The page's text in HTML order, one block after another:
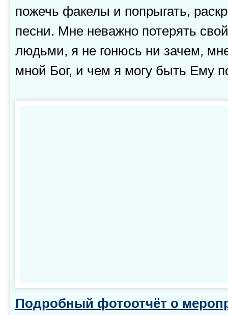
пожечь факелы и попрыгать,
песни. Мне неважно потерять
людьми, я не гонюсь ни зачем,
мной Бог, и чем я могу быть Ему
Подробный фотоотчёт о